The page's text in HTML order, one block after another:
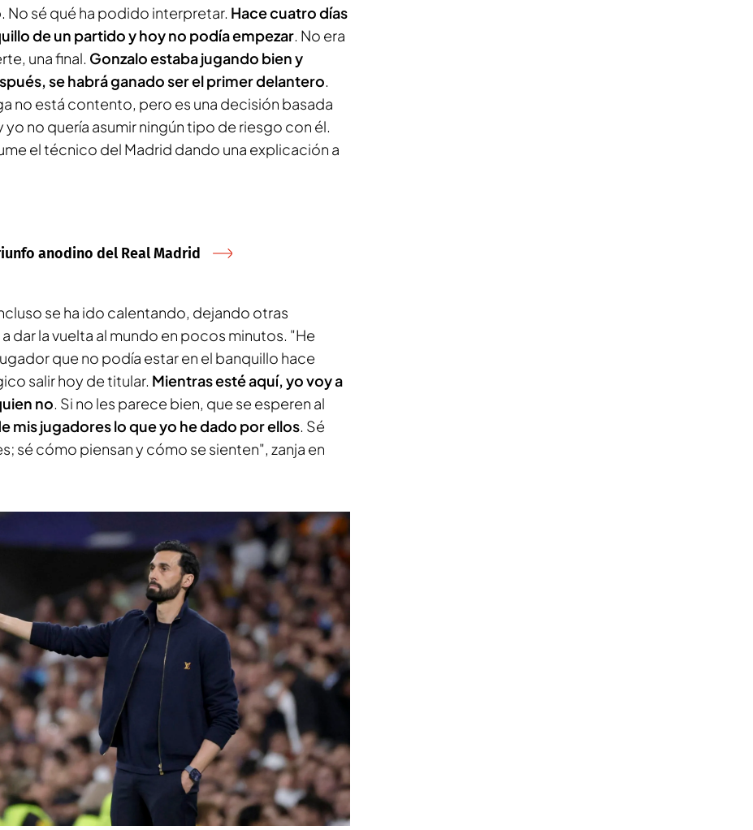
. No sé qué ha podido interpretar. Hace cuatro días
de un partido y hoy no podía empezar. No era
una final. Gonzalo estaba jugando bien y
se habrá ganado ser el primer delantero.
no está contento, pero es una decisión basada
no quería asumir ningún tipo de riesgo con él.
el técnico del Madrid dando una explicación a
anodino del Real Madrid
se ha ido calentando, dejando otras
dar la vuelta al mundo en pocos minutos. "He
que no podía estar en el banquillo hace
salir hoy de titular. Mientras esté aquí, yo voy a
no. Si no les parece bien, que se esperen al
mis jugadores lo que yo he dado por ellos. Sé
sé cómo piensan y cómo se sienten", zanja en